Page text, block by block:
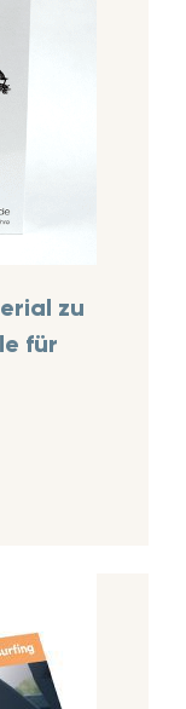
zu
für